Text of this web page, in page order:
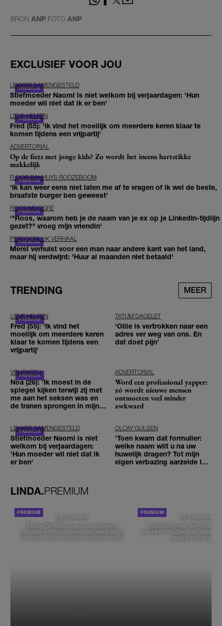
BRON ANP FOTO ANP
EXCLUSIEF VOOR JOU
LEKKER SAMENGESTELD
Stiefmoeder Naomi is niet welkom bij verjaardagen: 'Hun
moeder wil niet dat ik er ben'
LIEVE HELEEN
Fred (55): 'Ik vind het moeilijk om meerdere keren klaar te
komen tijdens een vrijpartij'
ADVERTORIAL
Op de fiets met jonge kids? Zo wordt het ineens hartstikke
makkelijk
FLOOR BAKHUYS ROOZEBOOM
'Ik kan weer eens niet laten me af te vragen of ik wel de beste,
braafste burger ben geweest'
ROOS MOGGRÉ
'"Roos, waarom heb je de naam van je ex op je LinkedIn-tijdlijn
gezet?" vroeg mijn vriendin'
PERSOONLIJK VERHAAL
Merel verhuist voor een man naar andere kant van het land,
maar hij verdwijnt: 'Huur al maanden niet betaald'
TRENDING MEER
LIEVE HELEEN
Fred (55): 'Ik vind het
moeilijk om meerdere keren
klaar te komen tijdens een
vrijpartij'
TATUM DAGELET
'Ollie is vertrokken naar een
adres ver weg van ons. En
dat doet pijn’
VRIJPARTIJ
Noa (26): 'Ik moest in de
spiegel kijken terwijl zij met
me aan het seksen was en
de tranen sprongen in mijn
ADVERTORIAL
Word een professional yapper:
zó wordt nieuwe mensen
ontmoeten veel minder
awkward
LEKKER SAMENGESTELD
Stiefmoeder Naomi is niet
welkom bij verjaardagen:
'Hun moeder wil niet dat ik
er ben'
OLCAY GULSEN
'Toen kwam dat formulier:
welke naam wilt u na uw
huwelijk dragen? Tot mijn
eigen verbazing aarzelde ik
LINDA.PREMIUM
DE STAD VAN
Elske DeWall over Leeuwarden,
muziek en haar favoriete plekken in
de stad: 'Een stad die voelt als thuis'
DE STAD VAN
Isabelle Boer deelt haar
plekken in Zwolle: 'Deze
graag verborgen'